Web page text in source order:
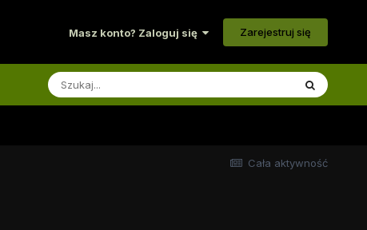
Masz konto? Zaloguj się Zarejestruj się
Cała aktywność